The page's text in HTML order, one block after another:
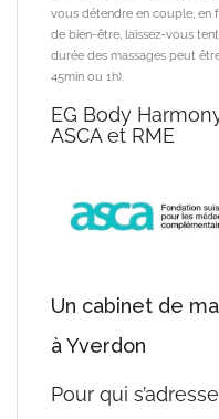
vous détendre en couple, en
de bien-être, laissez-vous
durée des massages peut
45min ou 1h).
EG Body
ASCA et RME
Un cabinet de
à Yverdon
Pour qui